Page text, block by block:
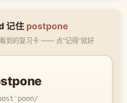
记住 postpone
到的复习卡 —— 点"记得"就好